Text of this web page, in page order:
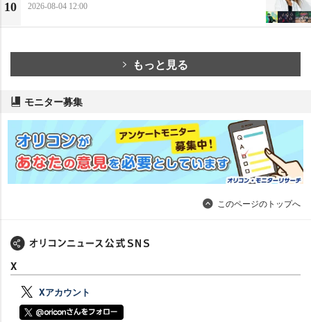
10 2026-08-04 12:00
もっと見る
モニター募集
このページのトップへ
X
Xアカウント